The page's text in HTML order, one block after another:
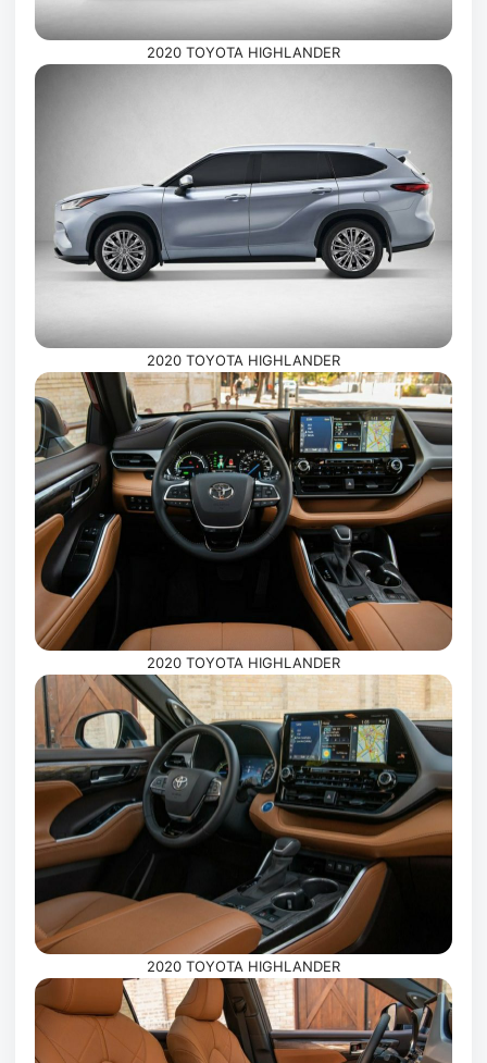
2020 TOYOTA HIGHLANDER
2020 TOYOTA HIGHLANDER
2020 TOYOTA HIGHLANDER
2020 TOYOTA HIGHLANDER